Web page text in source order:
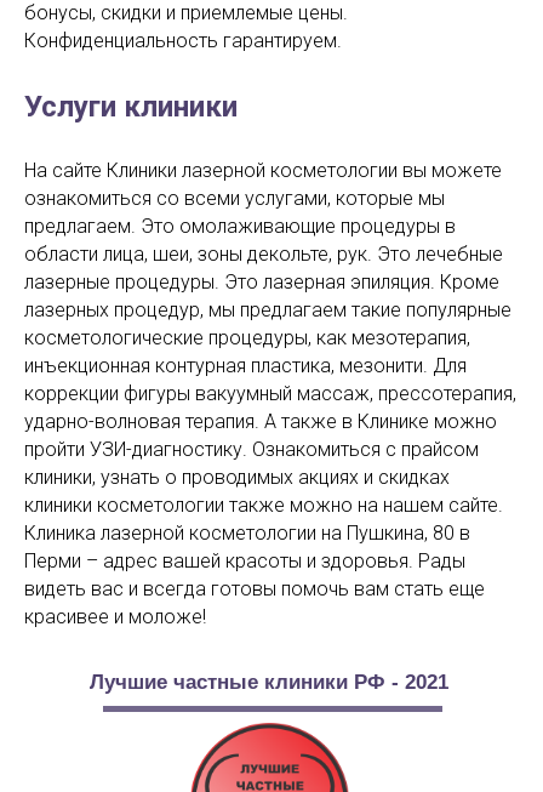
бонусы, скидки и приемлемые цены.
Конфиденциальность гарантируем.
Услуги клиники
На сайте Клиники лазерной косметологии вы можете
ознакомиться со всеми услугами, которые мы
предлагаем. Это омолаживающие процедуры в
области лица, шеи, зоны декольте, рук. Это лечебные
лазерные процедуры. Это лазерная эпиляция. Кроме
лазерных процедур, мы предлагаем такие популярные
косметологические процедуры, как мезотерапия,
инъекционная контурная пластика, мезонити. Для
коррекции фигуры вакуумный массаж, прессотерапия,
ударно-волновая терапия. А также в Клинике можно
пройти УЗИ-диагностику. Ознакомиться с прайсом
клиники, узнать о проводимых акциях и скидках
клиники косметологии также можно на нашем сайте.
Клиника лазерной косметологии на Пушкина, 80 в
Перми – адрес вашей красоты и здоровья. Рады
видеть вас и всегда готовы помочь вам стать еще
красивее и моложе!
Лучшие частные клиники РФ - 2021